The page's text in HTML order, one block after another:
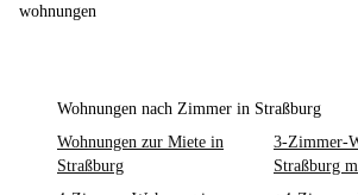
wohnungen
Wohnungen nach Zimmer in Straßburg
Wohnungen zur Miete in
Straßburg
3-Zimmer-
Straßburg